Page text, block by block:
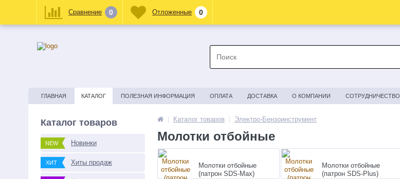
ГЛАВНАЯ КАТАЛОГ ПОЛЕЗНАЯ ИНФОРМАЦИЯ ОПЛАТА ДОСТАВКА О КОМПАНИИ СОТРУДНИЧЕСТВО
Каталог товаров
NEW Новинки
ХИТ Хиты продаж
Каталог товаров Электро-Бензоинструмент
Молотки отбойные
Молотки отбойные
(патрон SDS-Max)
Молотки отбойные
(патрон SDS-Plus)
Сравнение 0 Отложенные 0